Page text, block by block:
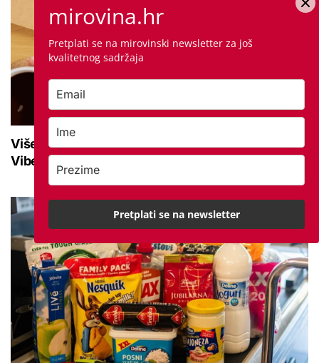
Više od 10.500 korisnika prati mirovina.hr na
Viberu: Uključite se i ostanite informirani
mirovina.hr
Pretplati se na mirovinski newsletter za još
kvalitetnog sadržaja
Pretplati se na newsletter